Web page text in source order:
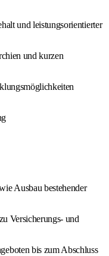
und leistungsorientierter
und kurzen
Ausbau bestehender
Versicherungs- und
bis zum Abschluss